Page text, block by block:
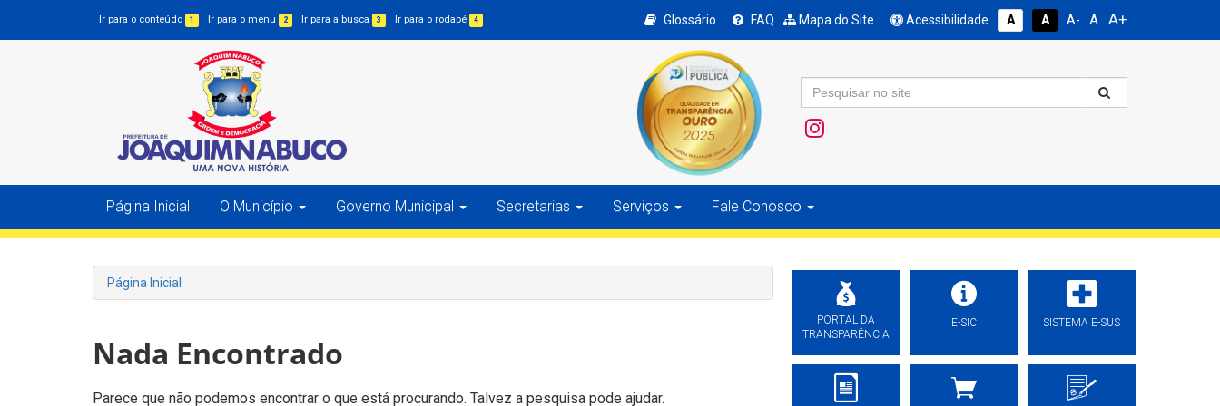
Ir para o conteúdo 1 Ir para o menu 2 Ir para a busca 3 Ir para o rodapé 4 Glossário FAQ Mapa do Site Acessibilidade A A A- A A+
Página Inicial O Município Governo Municipal Secretarias Serviços Fale Conosco
Página Inicial
Nada Encontrado
Parece que não podemos encontrar o que está procurando. Talvez a pesquisa pode ajudar.
PORTAL DA
TRANSPARÊNCIA
E-SIC SISTEMA E-SUS